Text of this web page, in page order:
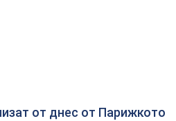
от днес от Парижкото